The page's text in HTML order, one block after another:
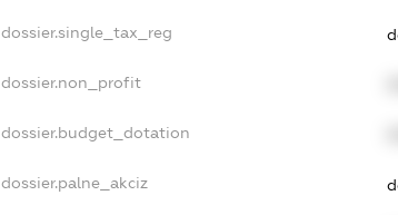
dossier.single_tax_reg
dossier.non_profit
dossier.budget_dotation
dossier.palne_akciz